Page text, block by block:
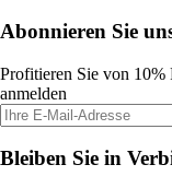
Abonnieren Sie
Profitieren Sie von 10%
anmelden
Bleiben Sie in